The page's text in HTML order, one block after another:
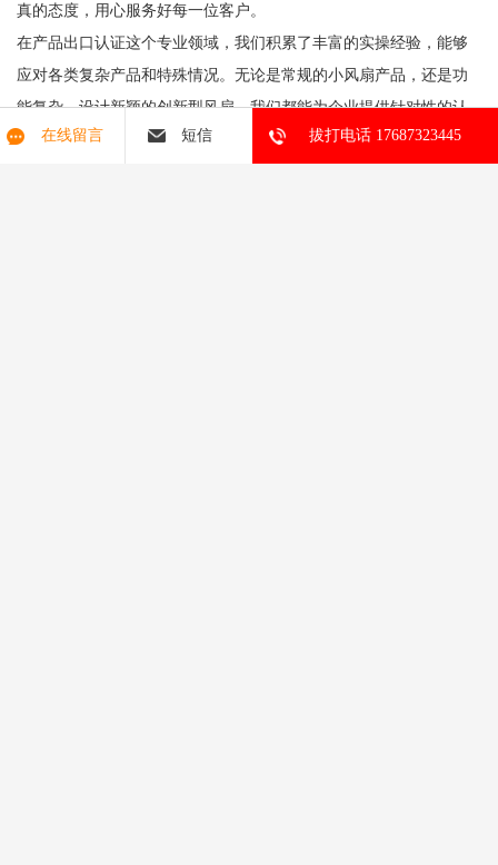
真的态度，用心服务好每一位客户。
在产品出口认证这个专业领域，我们积累了丰富的实操经验，能够
应对各类复杂产品和特殊情况。无论是常规的小风扇产品，还是功
能复杂、设计新颖的创新型风扇，我们都能为企业提供针对性的认
证方案。我们相信，凭借专业的服务能力、完善的管理模式和对行
在线留言 短信 拔打电话 17687323445